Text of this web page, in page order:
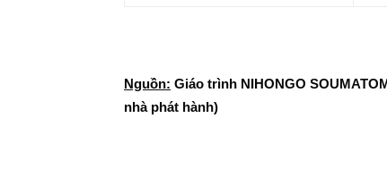
Nguồn: Giáo trình NIHONGO
nhà phát hành)